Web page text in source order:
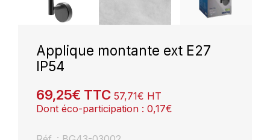
Applique montante ext E27
IP54
69,25€ TTC 57,71€ HT
Dont éco-participation : 0,17€